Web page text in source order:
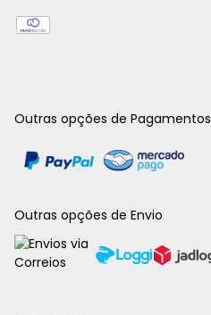
Outras opções de Pagamentos
Outras opções de Envio